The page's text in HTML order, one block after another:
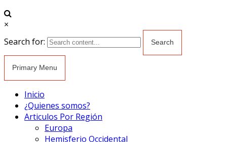
×
Search for:
Primary Menu
Inicio
¿Quienes somos?
Articulos Por Región
Europa
Hemisferio Occidental